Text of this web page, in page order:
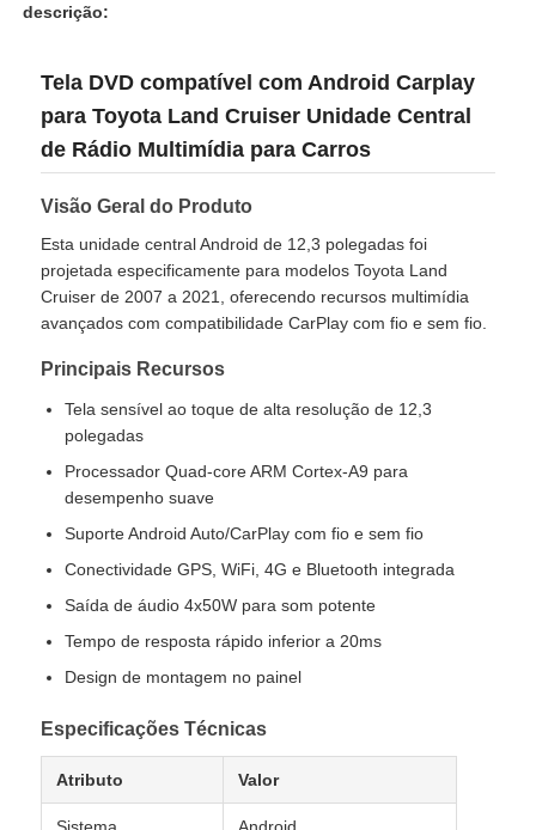
Casa
Produtos
Quem Somos
Fábrica
Controle de Qualidade
Fale Conosco
Todos os casos
Pedir um orçamento
Unidade da cabeça de Android do carro
descrição:
Tela DVD compatível com Android Carplay
para Toyota Land Cruiser Unidade Central
de Rádio Multimídia para Carros
Visão Geral do Produto
Esta unidade central Android de 12,3 polegadas foi
projetada especificamente para modelos Toyota Land
Cruiser de 2007 a 2021, oferecendo recursos multimídia
avançados com compatibilidade CarPlay com fio e sem fio.
Principais Recursos
Tela sensível ao toque de alta resolução de 12,3
polegadas
Processador Quad-core ARM Cortex-A9 para
desempenho suave
Suporte Android Auto/CarPlay com fio e sem fio
Conectividade GPS, WiFi, 4G e Bluetooth integrada
Saída de áudio 4x50W para som potente
Tempo de resposta rápido inferior a 20ms
Design de montagem no painel
Especificações Técnicas
Atributo Valor
Sistema Android